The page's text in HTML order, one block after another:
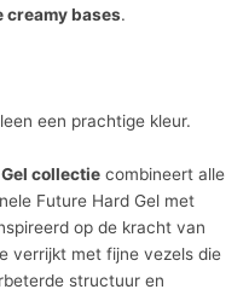
bases.
een prachtige kleur.
collectie combineert alle
Future Hard Gel met
op de kracht van
verrijkt met fijne vezels die
structuur en